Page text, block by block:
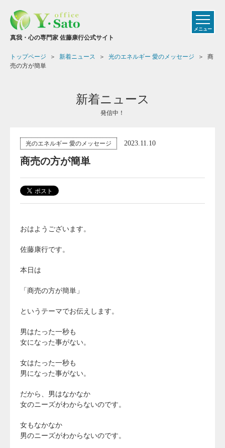
真我・心の専門家 佐藤康行公式サイト
メニュー
トップページ 新着ニュース 光のエネルギー 愛のメッセージ
商
売の方が簡単
新着ニュース
発信中！
光のエネルギー 愛のメッセージ 2023.11.10
商売の方が簡単
おはようございます。
佐藤康行です。
本日は
「商売の方が簡単」
というテーマでお伝えします。
男はたった一秒も
女になった事がない。
女はたった一秒も
男になった事がない。
だから、男はなかなか
女のニーズがわからないのです。
女もなかなか
男のニーズがわからないのです。